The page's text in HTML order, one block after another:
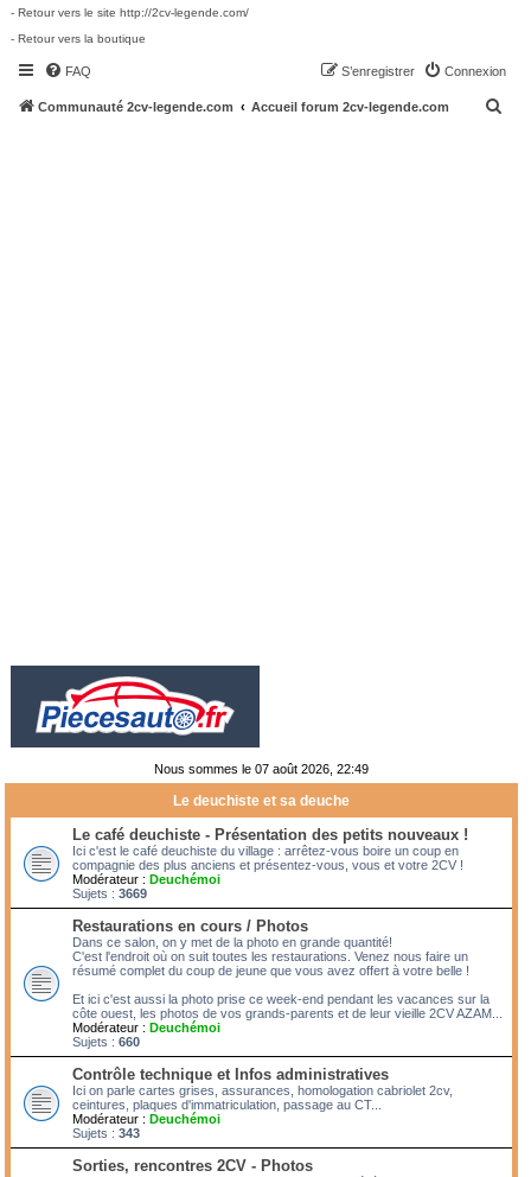
- Retour vers le site http://2cv-legende.com/
- Retour vers la boutique
FAQ Connexion
S’enregistrer
Communauté 2cv-legende.com Accueil forum 2cv-legende.com
Nous sommes le 07 août 2026, 22:49
Le deuchiste et sa deuche
Le café deuchiste - Présentation des petits nouveaux !
Ici c'est le café deuchiste du village : arrêtez-vous boire un coup en
compagnie des plus anciens et présentez-vous, vous et votre 2CV !
Modérateur : Deuchémoi
Sujets : 3669
Restaurations en cours / Photos
Dans ce salon, on y met de la photo en grande quantité!
C'est l'endroit où on suit toutes les restaurations. Venez nous faire un
résumé complet du coup de jeune que vous avez offert à votre belle !
Et ici c'est aussi la photo prise ce week-end pendant les vacances sur la
côte ouest, les photos de vos grands-parents et de leur vieille 2CV AZAM...
Modérateur : Deuchémoi
Sujets : 660
Contrôle technique et Infos administratives
Ici on parle cartes grises, assurances, homologation cabriolet 2cv,
ceintures, plaques d'immatriculation, passage au CT...
Modérateur : Deuchémoi
Sujets : 343
Sorties, rencontres 2CV - Photos